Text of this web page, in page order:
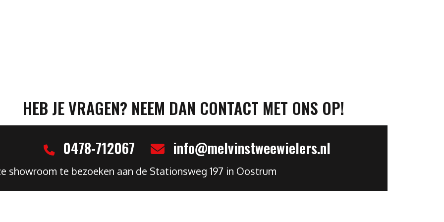
HEB JE VRAGEN? NEEM DAN CONTACT MET ONS OP!
0478-712067 info@melvinstweewielers.nl
showroom te bezoeken aan de Stationsweg 197 in Oostrum